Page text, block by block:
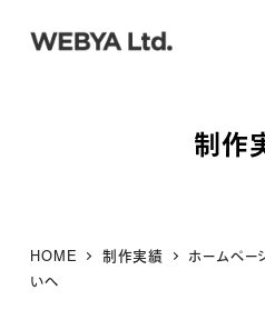
制作
HOME 制作実績 ホームペー
いへ